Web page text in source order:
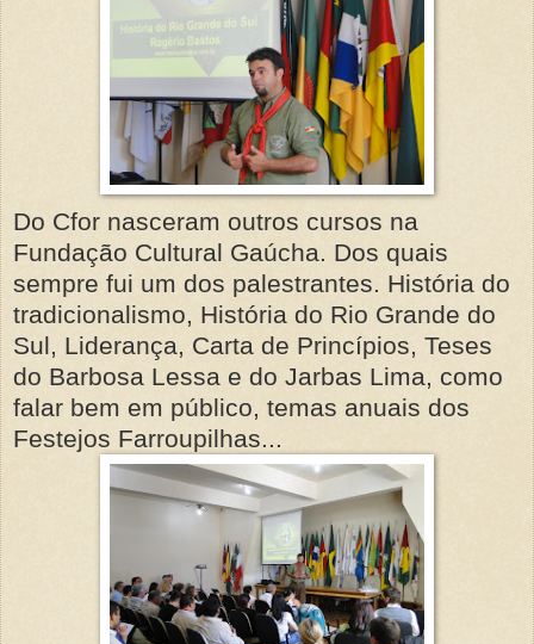
Do Cfor nasceram outros cursos na
Fundação Cultural Gaúcha. Dos quais
sempre fui um dos palestrantes. História do
tradicionalismo, História do Rio Grande do
Sul, Liderança, Carta de Princípios, Teses
do Barbosa Lessa e do Jarbas Lima, como
falar bem em público, temas anuais dos
Festejos Farroupilhas...